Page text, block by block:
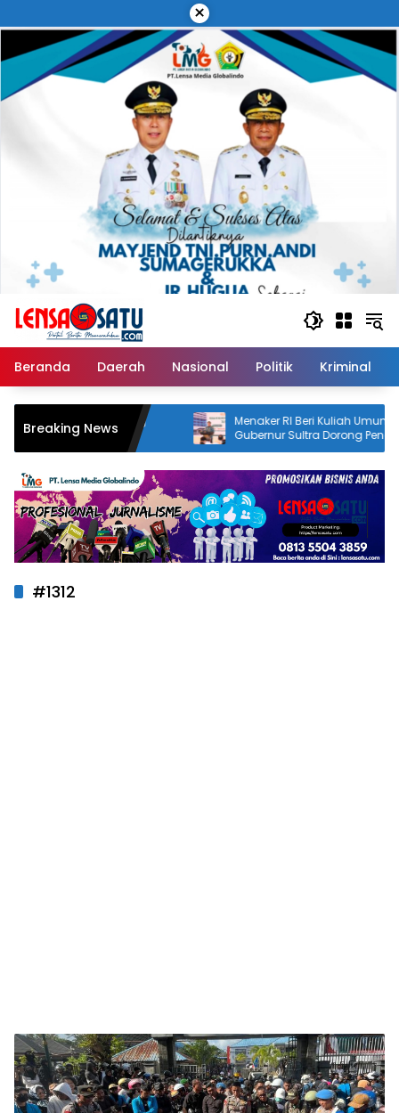
ke
konten
×
Beranda Daerah Nasional Politik Kriminal
Breaking News
Menaker RI Beri Kuliah Umum di UMK,
Gubernur Sultra Dorong Penguatan SDM
Hadapi Perubahan Dunia Kerja
#1312